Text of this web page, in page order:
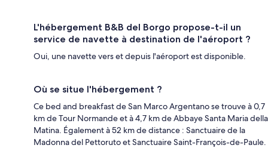
L'hébergement B&B del Borgo propose-t-il un
service de navette à destination de l'aéroport ?
Oui, une navette vers et depuis l'aéroport est disponible.
Où se situe l'hébergement ?
Ce bed and breakfast de San Marco Argentano se trouve à 0,7
km de Tour Normande et à 4,7 km de Abbaye Santa Maria della
Matina. Également à 52 km de distance : Sanctuaire de la
Madonna del Pettoruto et Sanctuaire Saint-François-de-Paule.